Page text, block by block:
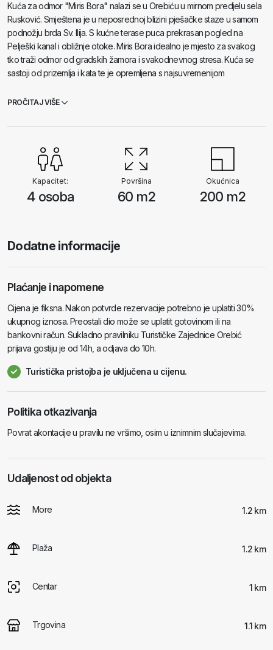
Kuća za odmor "Miris Bora" nalazi se u Orebiću u mirnom predjelu sela
Rusković. Smještena je u neposrednoj blizini pješačke staze u samom
podnožju brda Sv. Ilija. S kućne terase puca prekrasan pogled na
Pelješki kanal i obližnje otoke. Miris Bora idealno je mjesto za svakog
tko traži odmor od gradskih žamora i svakodnevnog stresa. Kuća se
sastoji od prizemlja i kata te je opremljena s najsuvremenijom
boravkom te dvije terase. Gostima je dostupno kućno kino s preko
Jedna je terasa opremljena ratan garniturom a druga stolom za
PROČITAJ VIŠE
Kapacitet:
4 osoba
Površina
60 m2
Okućnica
200 m2
Dodatne informacije
Plaćanje i napomene
Cijena je fiksna. Nakon potvrde rezervacije potrebno je uplatiti 30%
ukupnog iznosa. Preostali dio može se uplatit gotovinom ili na
bankovni račun. Sukladno pravilniku Turističke Zajednice Orebić
prijava gostiju je od 14h, a odjava do 10h.
Turistička pristojba je uključena u cijenu.
Politika otkazivanja
Povrat akontacije u pravilu ne vršimo, osim u iznimnim slučajevima.
Udaljenost od objekta
More 1.2 km
Plaža 1.2 km
Centar 1 km
Trgovina 1.1 km